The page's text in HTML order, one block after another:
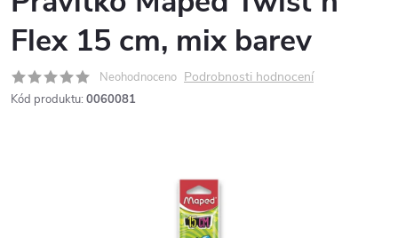
Flex 15 cm, mix barev
Neohodnoceno Podrobnosti hodnocení
Kód produktu: 0060081